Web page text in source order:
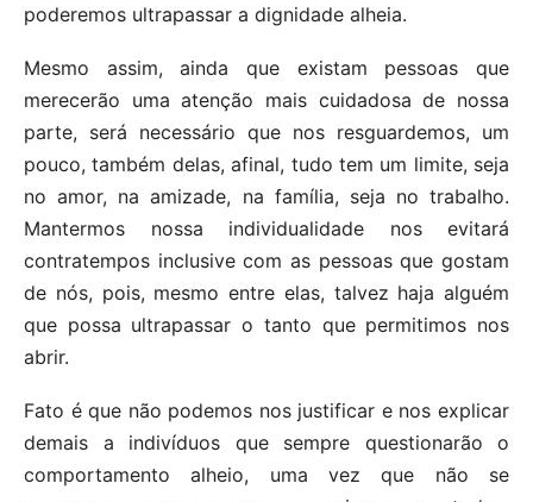
poderemos ultrapassar a dignidade alheia.
Mesmo assim, ainda que existam pessoas que
merecerão uma atenção mais cuidadosa de nossa
parte, será necessário que nos resguardemos, um
pouco, também delas, afinal, tudo tem um limite, seja
no amor, na amizade, na família, seja no trabalho.
Mantermos nossa individualidade nos evitará
contratempos inclusive com as pessoas que gostam
de nós, pois, mesmo entre elas, talvez haja alguém
que possa ultrapassar o tanto que permitimos nos
abrir.
Fato é que não podemos nos justificar e nos explicar
demais a indivíduos que sempre questionarão o
comportamento alheio, uma vez que não se